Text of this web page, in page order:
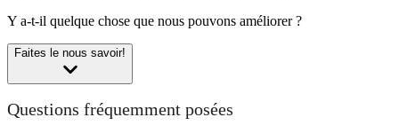
Y a-t-il quelque chose que nous pouvons améliorer ?
Faites le nous savoir!
Questions fréquemment posées